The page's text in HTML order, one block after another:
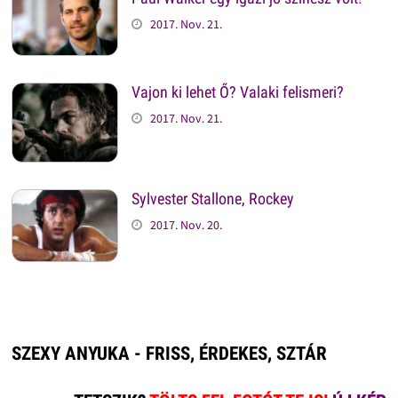
2017. Nov. 21.
Vajon ki lehet Ő? Valaki felismeri?
2017. Nov. 21.
Sylvester Stallone, Rockey
2017. Nov. 20.
SZEXY ANYUKA - FRISS, ÉRDEKES, SZTÁR